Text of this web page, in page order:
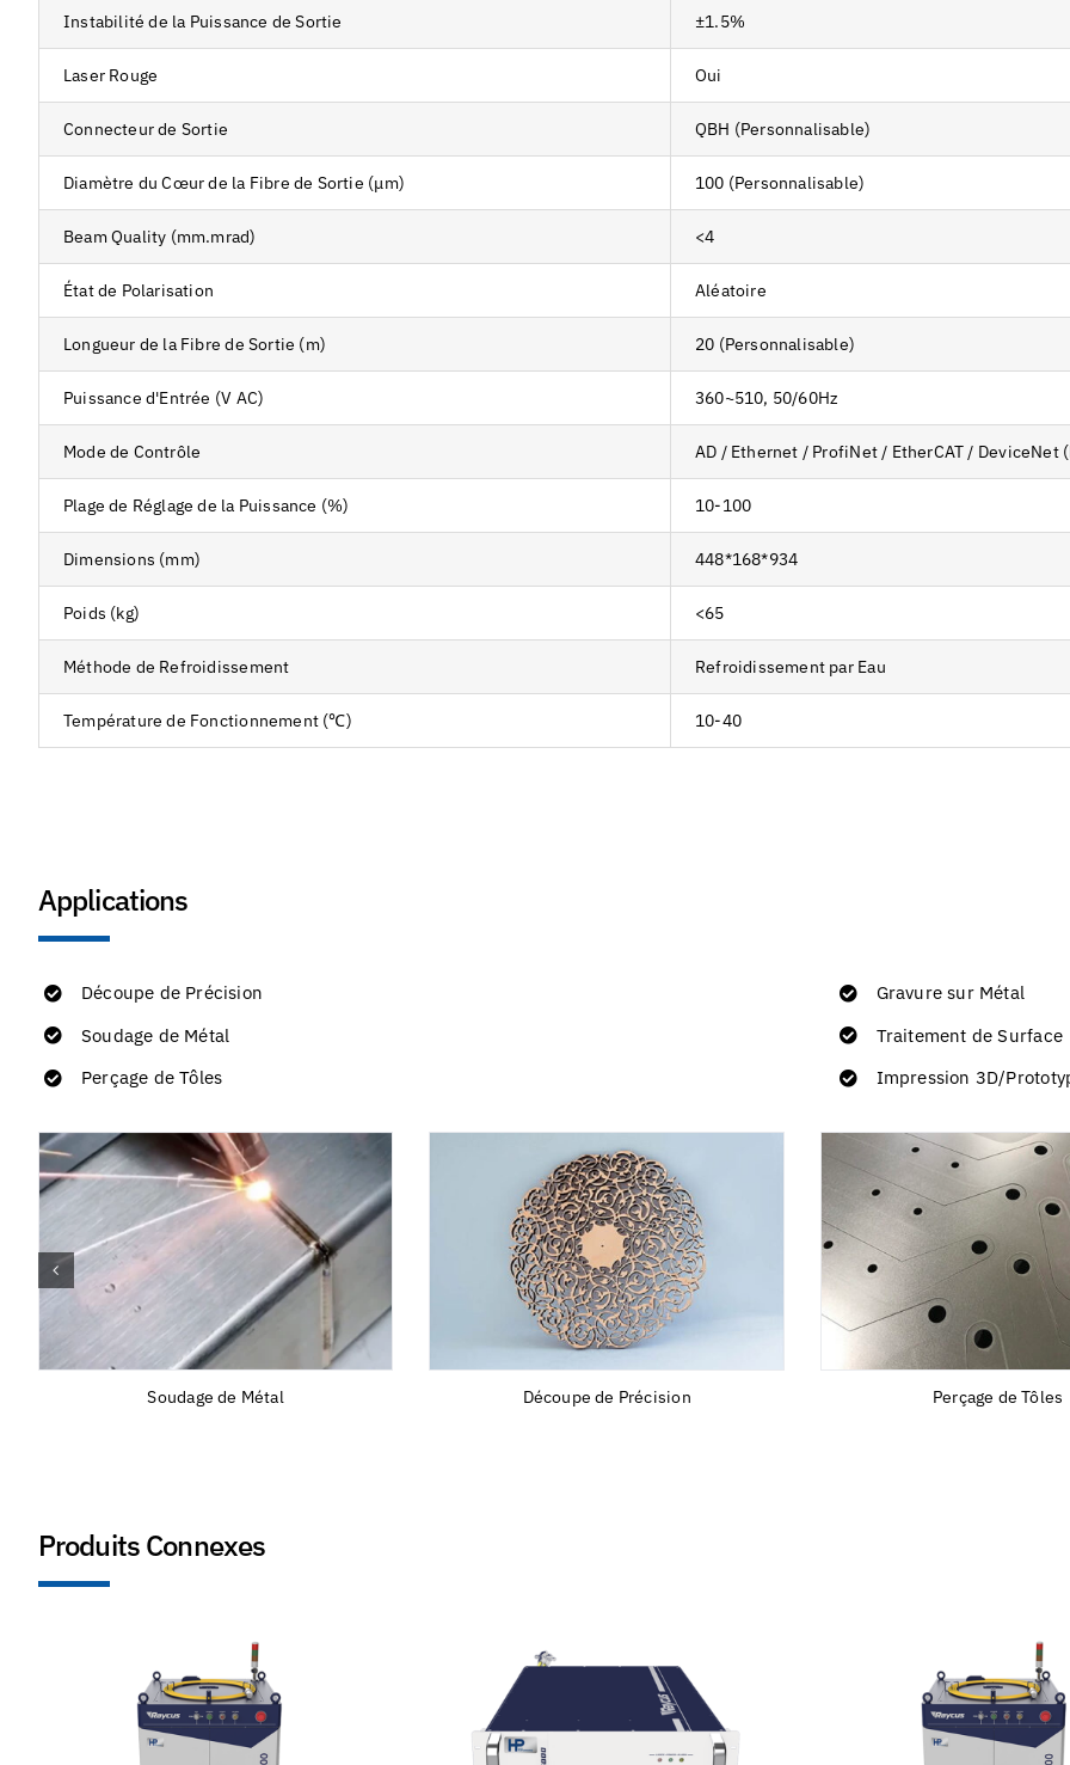
Instabilité de la Puissance de Sortie ±1.5%
Laser Rouge Oui
Connecteur de Sortie QBH (Personnalisable)
Diamètre du Cœur de la Fibre de Sortie (μm) 100 (Personnalisable)
Beam Quality (mm.mrad) <4
État de Polarisation Aléatoire
Longueur de la Fibre de Sortie (m) 20 (Personnalisable)
Puissance d'Entrée (V AC) 360~510, 50/60Hz
Mode de Contrôle AD / Ethernet / ProfiNet / EtherCAT / DeviceNet
Plage de Réglage de la Puissance (%) 10-100
Dimensions (mm) 448*168*934
Poids (kg) <65
Méthode de Refroidissement Refroidissement par Eau
Température de Fonctionnement (℃) 10-40
Applications
Découpe de Précision
Soudage de Métal
Perçage de Tôles
Gravure sur Métal
Traitement de Surface
Impression 3D/
Soudage de Métal Découpe de Précision Perçage de Tôles
Produits Connexes